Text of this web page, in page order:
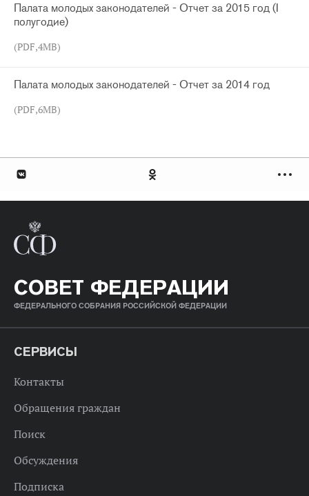
Палата молодых законодателей - Отчет за 2015 год (I
полугодие)
(PDF,4MB)
Палата молодых законодателей - Отчет за 2014 год
(PDF,6MB)
СОВЕТ ФЕДЕРАЦИИ
ФЕДЕРАЛЬНОГО СОБРАНИЯ РОССИЙСКОЙ ФЕДЕРАЦИИ
СЕРВИСЫ
Контакты
Обращения граждан
Поиск
Обсуждения
Подписка